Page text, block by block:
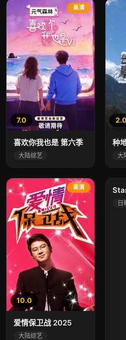
高清
7.0
喜欢你我也是 第六季
大陆综艺
2.0
种
大
高清
10.0
爱情保卫战 2025
大陆综艺
日